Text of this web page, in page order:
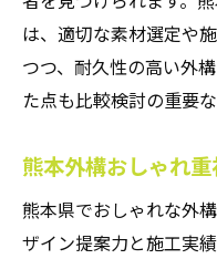
は、適切な素材選定や
つつ、耐久性の高い外
た点も比較検討の重要な
熊本外構おしゃれ
熊本県でおしゃれな外
ザイン提案力と施工実